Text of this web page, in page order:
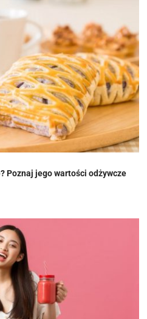
Poznaj jego wartości odżywcze